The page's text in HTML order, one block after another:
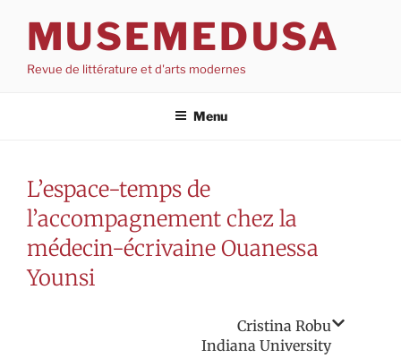
contenuMUSEMEDUSA
Revue de littérature et d'arts modernes
Menu
L’espace-temps de
l’accompagnement chez la
médecin-écrivaine Ouanessa
Younsi
Cristina Robu
Indiana University